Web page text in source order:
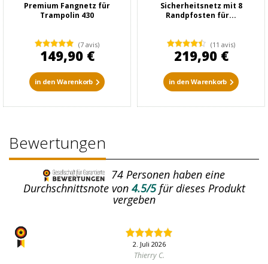
Premium Fangnetz für
Trampolin 430
(7 avis)
149,90 €
in den Warenkorb
Sicherheitsnetz mit 8
Randpfosten für...
(11 avis)
219,90 €
in den Warenkorb
Bewertungen
74 Personen haben eine
Durchschnittsnote von4.5/5für dieses Produkt
vergeben
2. Juli 2026
Thierry C.